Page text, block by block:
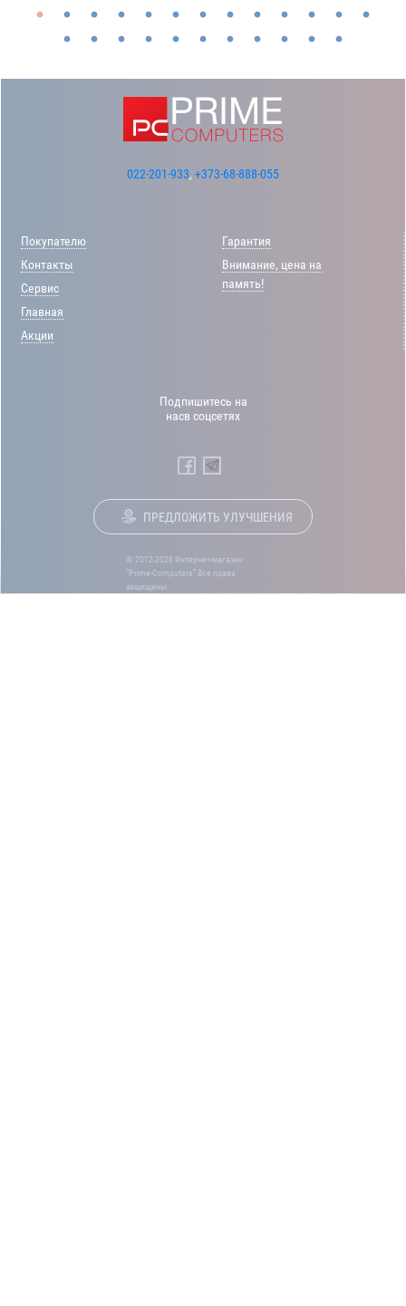
022-201-933, +373-68-888-055
Покупателю
Контакты
Сервис
Главная
Акции
Гарантия
Внимание, цена на
память!
Подпишитесь на
насв соцсетях
ПРЕДЛОЖИТЬ УЛУЧШЕНИЯ
© 2012-2026 Интернет-магазин
“Prime-Computers” Все права
защищены.